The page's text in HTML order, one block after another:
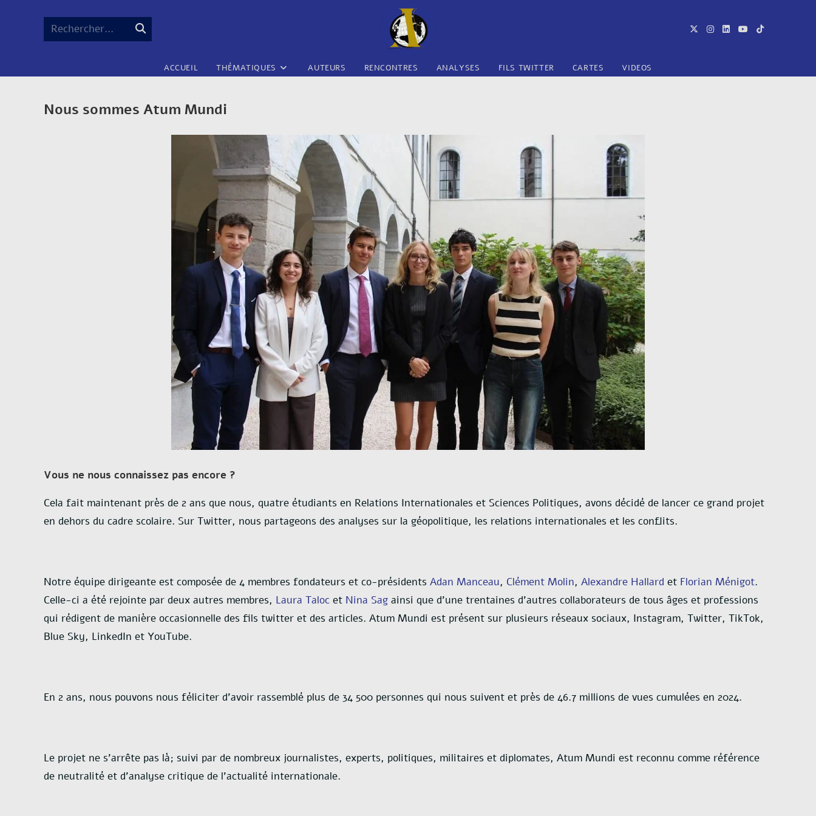
Rechercher…
ACCUEIL THÉMATIQUES AUTEURS RENCONTRES ANALYSES FILS TWITTER CARTES VIDEOS
Nous sommes Atum Mundi
Vous ne nous connaissez pas encore ?
Cela fait maintenant près de 2 ans que nous, quatre étudiants en Relations Internationales et Sciences Politiques, avons décidé de lancer ce grand projet
en dehors du cadre scolaire. Sur Twitter, nous partageons des analyses sur la géopolitique, les relations internationales et les conflits.
Notre équipe dirigeante est composée de 4 membres fondateurs et co-présidents Adan Manceau, Clément Molin, Alexandre Hallard et Florian Ménigot.
Celle-ci a été rejointe par deux autres membres, Laura Taloc et Nina Sag ainsi que d’une trentaines d’autres collaborateurs de tous âges et professions
qui rédigent de manière occasionnelle des fils twitter et des articles. Atum Mundi est présent sur plusieurs réseaux sociaux, Instagram, Twitter, TikTok,
Blue Sky, LinkedIn et YouTube.
En 2 ans, nous pouvons nous féliciter d’avoir rassemblé plus de 34 500 personnes qui nous suivent et près de 46.7 millions de vues cumulées en 2024.
Le projet ne s’arrête pas là; suivi par de nombreux journalistes, experts, politiques, militaires et diplomates, Atum Mundi est reconnu comme référence
de neutralité et d’analyse critique de l’actualité internationale.